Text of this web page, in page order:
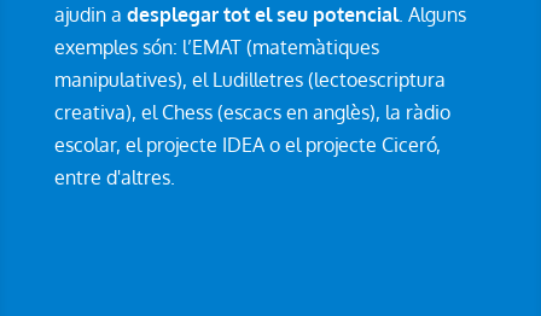
ajudin a desplegar tot el seu potencial. Alguns
exemples són: l’EMAT (matemàtiques
manipulatives), el Ludilletres (lectoescriptura
creativa), el Chess (escacs en anglès), la ràdio
escolar, el projecte IDEA o el projecte Ciceró,
entre d'altres.